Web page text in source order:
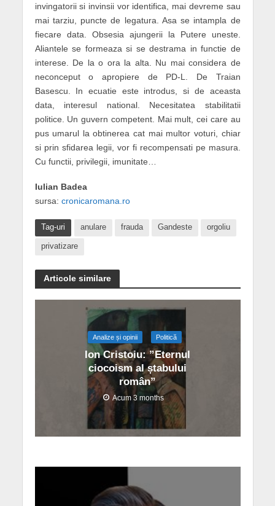
invingatorii si invinsii vor identifica, mai devreme sau
mai tarziu, puncte de legatura. Asa se intampla de
fiecare data. Obsesia ajungerii la Putere uneste.
Aliantele se formeaza si se destrama in functie de
interese. De la o ora la alta. Nu mai considera de
neconceput o apropiere de PD-L. De Traian
Basescu. In ecuatie este introdus, si de aceasta
data, interesul national. Necesitatea stabilitatii
politice. Un guvern competent. Mai mult, cei care au
pus umarul la obtinerea cat mai multor voturi, chiar
si prin sfidarea legii, vor fi recompensati pe masura.
Cu functii, privilegii, imunitate…
Iulian Badea
sursa: cronicaromana.ro
Tag-uri anulare frauda Gandeste orgoliu
privatizare
Articole similare
Analize și opinii Politică
Ion Cristoiu: ”Eternul
ciocoism al ștabului
român”
Acum 3 months